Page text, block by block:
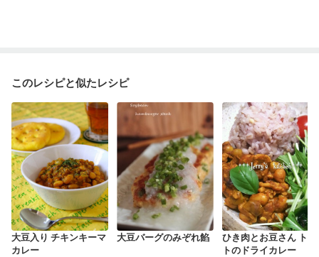
このレシピと似たレシピ
大豆入り チキンキーマ
カレー
大豆バーグのみぞれ餡
ひき肉とお豆さん トマ
トのドライカレー